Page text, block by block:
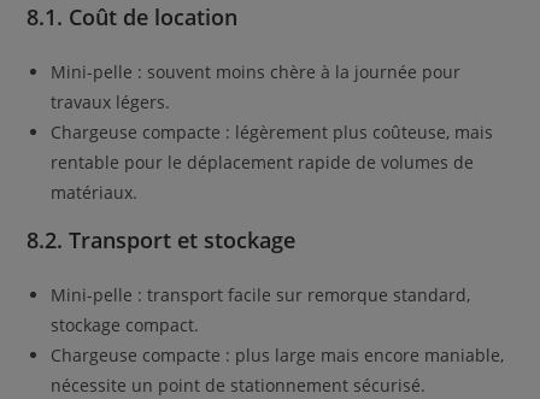
8.1. Coût de location
Mini-pelle : souvent moins chère à la journée pour
travaux légers.
Chargeuse compacte : légèrement plus coûteuse, mais
rentable pour le déplacement rapide de volumes de
matériaux.
8.2. Transport et stockage
Mini-pelle : transport facile sur remorque standard,
stockage compact.
Chargeuse compacte : plus large mais encore maniable,
nécessite un point de stationnement sécurisé.